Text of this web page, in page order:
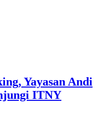
Yayasan Andi
ITNY